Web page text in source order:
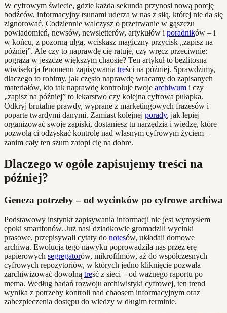
W cyfrowym świecie, gdzie każda sekunda przynosi nową porcję
bodźców, informacyjny tsunami uderza w nas z siłą, której nie da się
zignorować. Codziennie walczysz o przetrwanie w gąszczu
powiadomień, newsów, newsletterów, artykułów i poradników – i
w końcu, z pozorną ulgą, wciskasz magiczny przycisk „zapisz na
później”. Ale czy to naprawdę cię ratuje, czy wręcz przeciwnie:
pogrąża w jeszcze większym chaosie? Ten artykuł to bezlitosna
wiwisekcja fenomenu zapisywania treści na później. Sprawdzimy,
dlaczego to robimy, jak często naprawdę wracamy do zapisanych
materiałów, kto tak naprawdę kontroluje twoje archiwum i czy
„zapisz na później” to lekarstwo czy kolejna cyfrowa pułapka.
Odkryj brutalne prawdy, wyprane z marketingowych frazesów i
poparte twardymi danymi. Zamiast kolejnej porady, jak lepiej
organizować swoje zapiski, dostaniesz tu narzędzia i wiedzę, które
pozwolą ci odzyskać kontrolę nad własnym cyfrowym życiem –
zanim cały ten szum zatopi cię na dobre.
Dlaczego w ogóle zapisujemy treści na
później?
Geneza potrzeby – od wycinków po cyfrowe archiwa
Podstawowy instynkt zapisywania informacji nie jest wymysłem
epoki smartfonów. Już nasi dziadkowie gromadzili wycinki
prasowe, przepisywali cytaty do notesów, układali domowe
archiwa. Ewolucja tego nawyku poprowadziła nas przez erę
papierowych segregatorów, mikrofilmów, aż do współczesnych
cyfrowych repozytoriów, w których jedno kliknięcie pozwala
zarchiwizować dowolną treść z sieci – od ważnego raportu po
mema. Według badań rozwoju archiwistyki cyfrowej, ten trend
wynika z potrzeby kontroli nad chaosem informacyjnym oraz
zabezpieczenia dostępu do wiedzy w długim terminie.